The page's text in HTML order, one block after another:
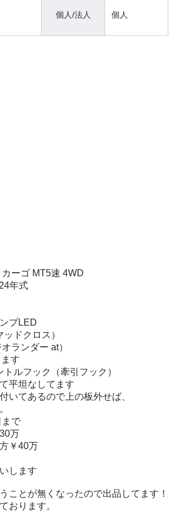
個人/法人 個人
ーゴ MT5速 4WD
年式
プLED
ドクロス）
ランダー at）
す
ルフック（牽引フック）
平坦なしてます
いてあるので上の板外せば、
で
万
￥40万
します
ことが無くなったので出品してます！
おります。